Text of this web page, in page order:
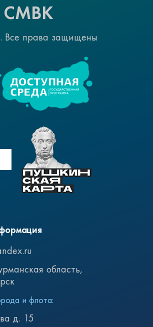
права защищены
область,
и флота:
д. 15